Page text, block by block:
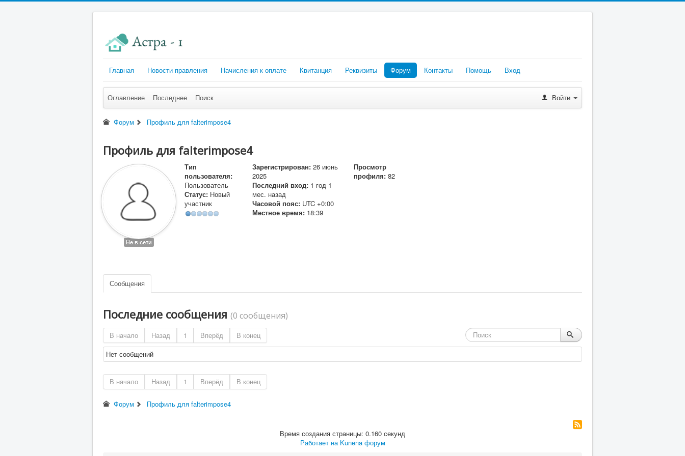
Главная Новости правления Начисления к оплате Квитанция Реквизиты Форум Контакты Помощь Вход
Оглавление Последнее Поиск Войти
Форум Профиль для falterimpose4
Профиль для falterimpose4
Не в сети
Тип
пользователя:
Пользователь
Статус: Новый
участник
Зарегистрирован: 26 июнь
2025
Последний вход: 1 год 1
мес. назад
Часовой пояс: UTC +0:00
Местное время: 18:39
Просмотр
профиля: 82
Сообщения
Последние сообщения (0 сообщения)
В начало Назад 1 Вперёд
В конец
Нет сообщений
В начало Назад 1 Вперёд В конец
Форум Профиль для falterimpose4
Время создания страницы: 0.160 секунд
Работает на Kunena форум